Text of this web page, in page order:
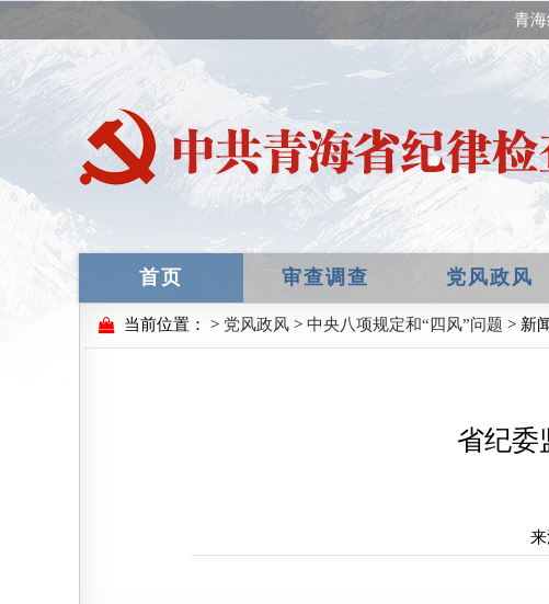
青海
首页 审查调查 党风政风
当前位置： > 党风政风 > 中央八项规定和“四风”问题 > 新
省纪委
来